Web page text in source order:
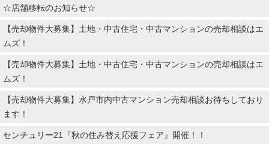
☆店舗移転のお知らせ☆
【売却物件大募集】土地・中古住宅・中古マンションの売却相談はエ
ムズ！
【売却物件大募集】土地・中古住宅・中古マンションの売却相談はエ
ムズ！
【売却物件大募集】水戸市内中古マンション売却相談お待ちしており
ます！
センチュリー21『秋の住み替え応援フェア』開催！！